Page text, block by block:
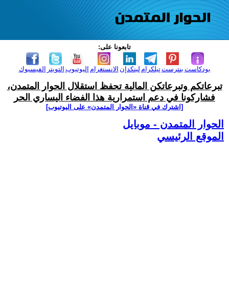
تابعونا على:
الفيسبوك التويتر اليوتيوب الانستغرام لينكدإن تيلكرامبنترست بودكاست
تبرعاتكم وتبرعاتكن المالية تحفظ استقلال الحوار المتمدن،
فشاركونا في دعم استمرارية هذا الفضاء اليساري الحر
[اشترك في قناة ‫«الحوار المتمدن» على اليوتيوب]
الحوار المتمدن - موبايل
الموقع الرئيسي